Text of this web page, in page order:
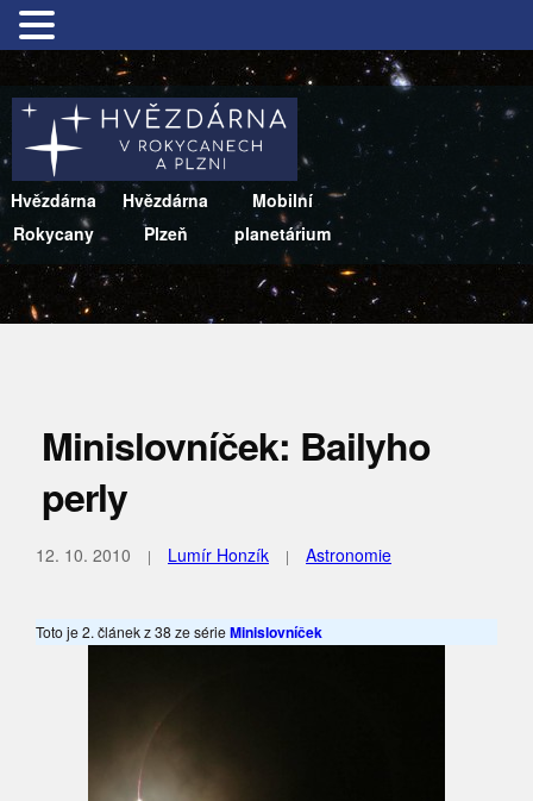
Hvězdárna
Rokycany
Hvězdárna
Plzeň
Mobilní
planetárium
Minislovníček: Bailyho
perly
12. 10. 2010 Lumír Honzík Astronomie
Toto je 2. článek z 38 ze sérieMinislovníček